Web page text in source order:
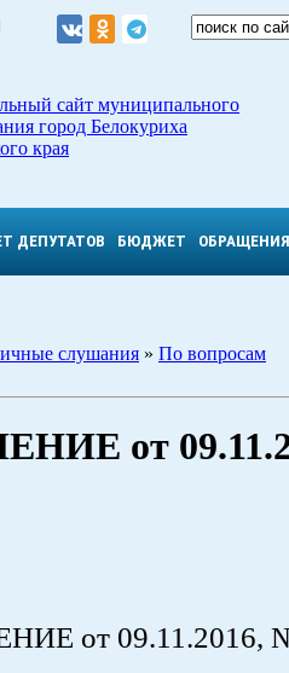
сайт муниципального
город Белокуриха
края
ДЕПУТАТОВ БЮДЖЕТ ОБРАЩЕНИЯ
слушания » По вопросам
от
от 09.11.2016,